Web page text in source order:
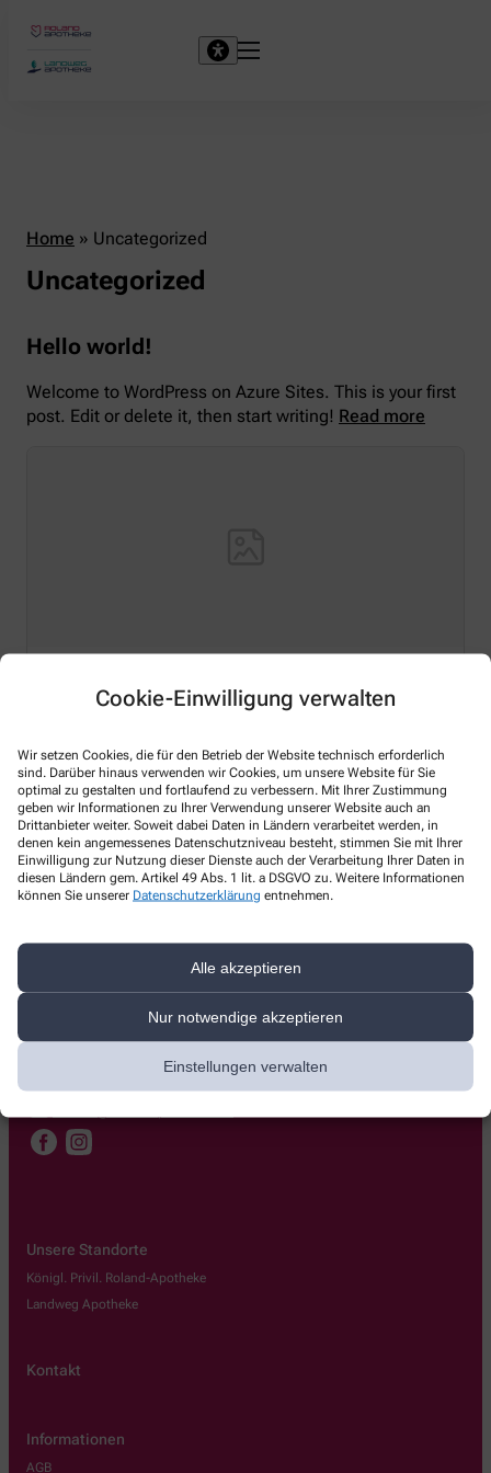
Cookie-Einwilligung verwalten
Wir setzen Cookies, die für den Betrieb der Website technisch erforderlich
sind. Darüber hinaus verwenden wir Cookies, um unsere Website für Sie
optimal zu gestalten und fortlaufend zu verbessern. Mit Ihrer Zustimmung
geben wir Informationen zu Ihrer Verwendung unserer Website auch an
Drittanbieter weiter. Soweit dabei Daten in Ländern verarbeitet werden, in
denen kein angemessenes Datenschutzniveau besteht, stimmen Sie mit Ihrer
Einwilligung zur Nutzung dieser Dienste auch der Verarbeitung Ihrer Daten in
diesen Ländern gem. Artikel 49 Abs. 1 lit. a DSGVO zu. Weitere Informationen
können Sie unserer Datenschutzerklärung entnehmen.
Alle akzeptieren
Nur notwendige akzeptieren
Einstellungen verwalten
Home » Uncategorized
Uncategorized
Hello world!
Welcome to WordPress on Azure Sites. This is your first
post. Edit or delete it, then start writing! Read more
Hello world!
post. Edit or delete it, then start writing!
Mehr lesen
Königl. Privil. Roland-Apotheke
König-Christian Straße 5,24576 Bad Bramstedt
+49-4192/14 56
Unsere Standorte
Königl. Privil. Roland-Apotheke
Landweg Apotheke
Kontakt
Informationen
AGB